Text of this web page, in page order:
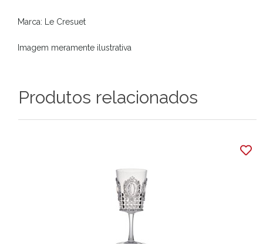
Marca: Le Cresuet
Imagem meramente ilustrativa
Produtos relacionados